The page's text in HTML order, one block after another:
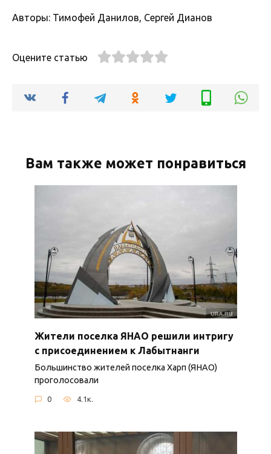
Авторы: Тимофей Данилов, Сергей Дианов
Оцените статью
Вам также может понравиться
Жители поселка ЯНАО решили интригу
с присоединением к Лабытнанги
Большинство жителей поселка Харп (ЯНАО)
проголосовали
0 4.1к.